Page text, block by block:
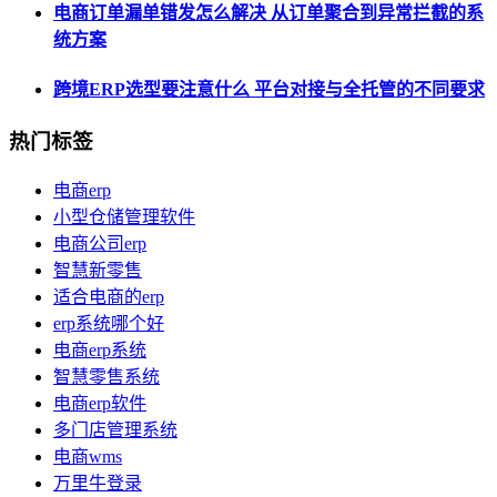
电商订单漏单错发怎么解决 从订单聚合到异常拦截的系
统方案
跨境ERP选型要注意什么 平台对接与全托管的不同要求
热门标签
电商erp
小型仓储管理软件
电商公司erp
智慧新零售
适合电商的erp
erp系统哪个好
电商erp系统
智慧零售系统
电商erp软件
多门店管理系统
电商wms
万里牛登录